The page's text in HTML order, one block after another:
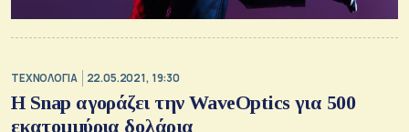
ΤΕΧΝΟΛΟΓΙΑ 22.05.2021, 19:30
Η Snap αγοράζει την WaveOptics για 500
εκατομμύρια δολάρια